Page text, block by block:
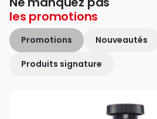
les promotions
Promotions Nouveautés
Produits signature